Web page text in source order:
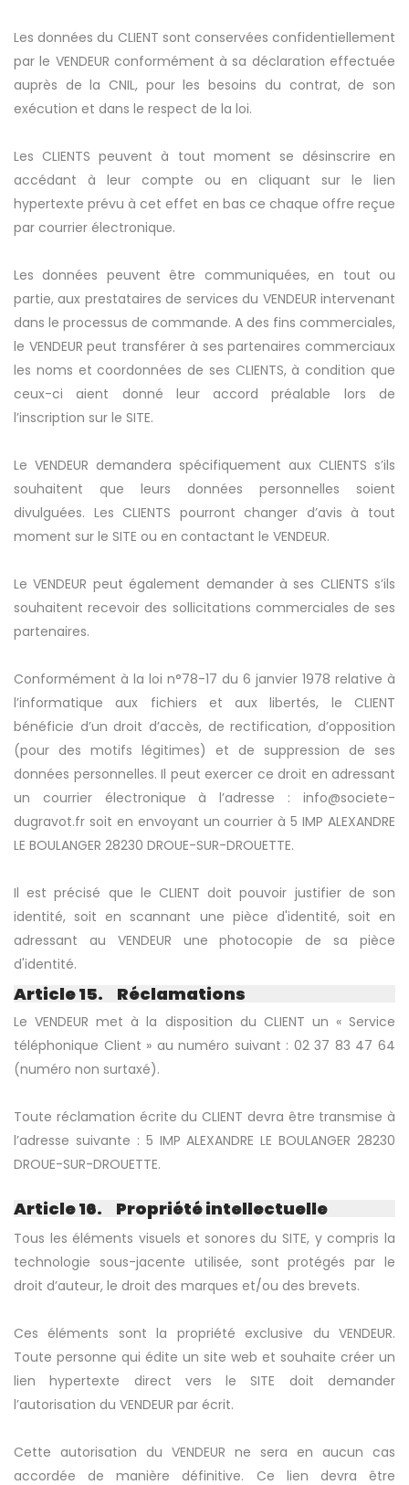
Les données du CLIENT sont conservées confidentiellement
par le VENDEUR conformément à sa déclaration effectuée
auprès de la CNIL, pour les besoins du contrat, de son
exécution et dans le respect de la loi.
Les CLIENTS peuvent à tout moment se désinscrire en
accédant à leur compte ou en cliquant sur le lien
hypertexte prévu à cet effet en bas ce chaque offre reçue
par courrier électronique.
Les données peuvent être communiquées, en tout ou
partie, aux prestataires de services du VENDEUR intervenant
dans le processus de commande. A des fins commerciales,
le VENDEUR peut transférer à ses partenaires commerciaux
les noms et coordonnées de ses CLIENTS, à condition que
ceux-ci aient donné leur accord préalable lors de
l’inscription sur le SITE.
Le VENDEUR demandera spécifiquement aux CLIENTS s’ils
souhaitent que leurs données personnelles soient
divulguées. Les CLIENTS pourront changer d’avis à tout
moment sur le SITE ou en contactant le VENDEUR.
Le VENDEUR peut également demander à ses CLIENTS s’ils
souhaitent recevoir des sollicitations commerciales de ses
partenaires.
Conformément à la loi n°78-17 du 6 janvier 1978 relative à
l’informatique aux fichiers et aux libertés, le CLIENT
bénéficie d’un droit d’accès, de rectification, d’opposition
(pour des motifs légitimes) et de suppression de ses
données personnelles. Il peut exercer ce droit en adressant
un courrier électronique à l’adresse : info@societe-
dugravot.fr soit en envoyant un courrier à 5 IMP ALEXANDRE
LE BOULANGER 28230 DROUE-SUR-DROUETTE.
Il est précisé que le CLIENT doit pouvoir justifier de son
identité, soit en scannant une pièce d'identité, soit en
adressant au VENDEUR une photocopie de sa pièce
d'identité.
Article 15. Réclamations
Le VENDEUR met à la disposition du CLIENT un « Service
téléphonique Client » au numéro suivant : 02 37 83 47 64
(numéro non surtaxé).
Toute réclamation écrite du CLIENT devra être transmise à
l’adresse suivante : 5 IMP ALEXANDRE LE BOULANGER 28230
DROUE-SUR-DROUETTE.
Article 16. Propriété intellectuelle
Tous les éléments visuels et sonores du SITE, y compris la
technologie sous-jacente utilisée, sont protégés par le
droit d’auteur, le droit des marques et/ou des brevets.
Ces éléments sont la propriété exclusive du VENDEUR.
Toute personne qui édite un site web et souhaite créer un
lien hypertexte direct vers le SITE doit demander
l’autorisation du VENDEUR par écrit.
Cette autorisation du VENDEUR ne sera en aucun cas
accordée de manière définitive. Ce lien devra être